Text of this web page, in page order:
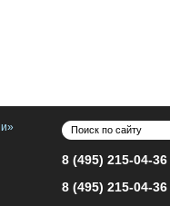
8 (495) 215-04-36
8 (495) 215-04-36